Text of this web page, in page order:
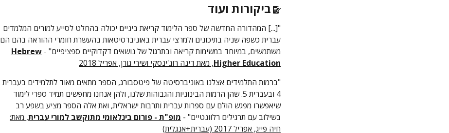
ביקורות ועוד
"[...] המהדורה החדשה של ספר הלימוד קריאת ביניים יכולה בהחלט לסייע למורים המלמדים
עברית כשפה שניה בתיכונים ולמרצי עברית באוניברסיטאות בהעשרת חומרי ההוראה בהם הם
משתמשים, במיוחד במשימות קריאה ובתרגול של נושאים דקדוקיים ספציפיים" - Hebrew
Higher Education, מאת דינה רוג'ינסקי ושירי גורן, אפריל 2018
"ברמות התלמידים אצלנו באוניברסיטה של פיטסבורג, הספר מתאים מאוד לתלמידים בעברית
4 ובעברית 5. שהן הרמות הבינוניות והגבוהות שלנו, ולהן אנחנו מחפשים תמיד ספרי לימוד
שיאפשרו מפגש הולם עם ספרות עברית ותרבות ישראלית, ואת אלה הספר מציע בשפע רב
בשילוב עם תרגילים רלוונטיים" - מופ"ת - פורום בינלאומי מתוקשב למורי עברית, מאת:
חיה פייג, אפריל 2017 (עברית+אנגלית)